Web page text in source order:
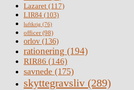
Lazaret (117)
LIR84 (103)
luftkrig (76)
officer(98)
orlov (136)
rationering (194)
RIR86 (146)
savnede (175)
skyttegravsliv (289)